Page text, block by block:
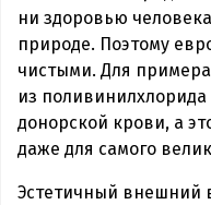
ни здоровью
природе. Поэтому
чистыми. Для
из поливинилхлорида
донорской крови, а
даже для самого
Эстетичный внешний